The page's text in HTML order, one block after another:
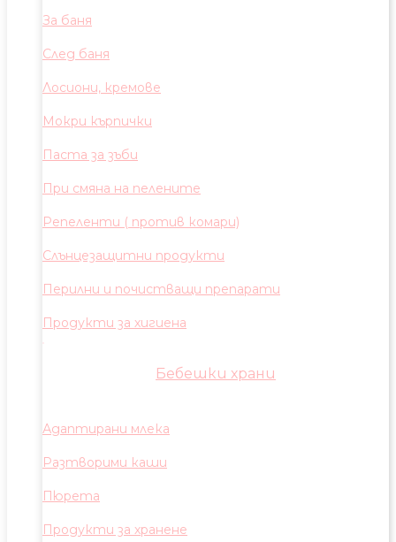
За баня
След баня
Лосиони, кремове
Мокри кърпички
Паста за зъби
При смяна на пелените
Репеленти ( против комари)
Слънцезащитни продукти
Перилни и почистващи препарати
Продукти за хигиена
Бебешки храни
Адаптирани млека
Разтворими каши
Пюрета
Продукти за хранене